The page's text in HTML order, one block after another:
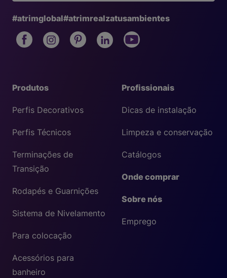
Profissionais
Dicas de instalação
Limpeza e conservação
Catálogos
Onde comprar
Sobre nós
Emprego
Produtos
Perfis Decorativos
Perfis Técnicos
Terminações de
Transição
Rodapés e Guarnições
Sistema de Nivelamento
Para colocação
Acessórios para
banheiro
#atrimglobal#atrimrealzatusambientes